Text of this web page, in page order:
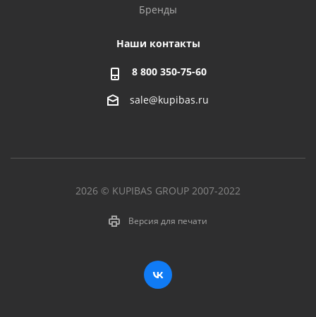
Бренды
Наши контакты
8 800 350-75-60
sale@kupibas.ru
2026 © KUPIBAS GROUP 2007-2022
Версия для печати